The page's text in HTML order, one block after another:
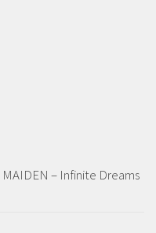
– Infinite Dreams